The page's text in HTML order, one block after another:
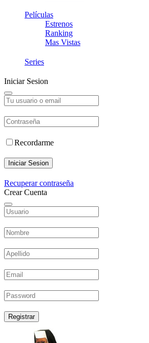
Películas
Estrenos
Ranking
Mas Vistas
Series
Iniciar Sesion
Recordarme
Iniciar Sesion
Recuperar contraseña
Crear Cuenta
Registrar